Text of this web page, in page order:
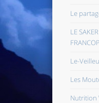
Le
LE SAKER
Le-
Les
Nutrition